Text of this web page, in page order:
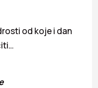
od koje i dan